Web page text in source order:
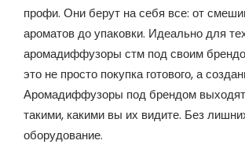
профи. Они берут на себя все: от
ароматов до упаковки. Идеально для
аромадиффузоры стм под своим
это не просто покупка готового, а
Аромадиффузоры под брендом
такими, какими вы их видите. Без
оборудование.